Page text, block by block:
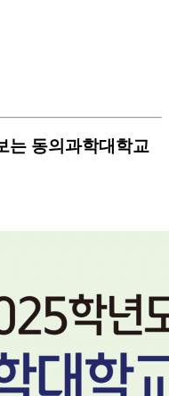
는 동의과학대학교